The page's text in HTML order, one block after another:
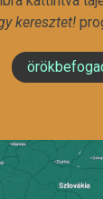
keresztet!